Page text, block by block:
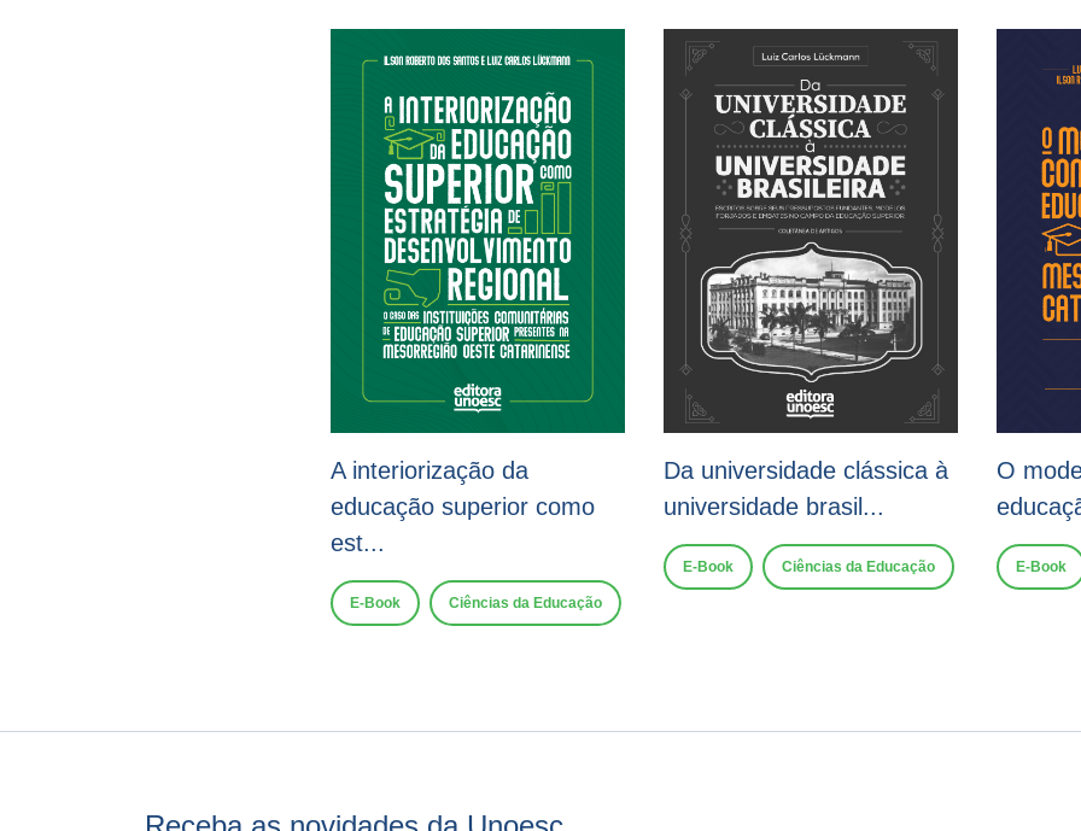
A interiorização da
educação superior como
est...
E-Book Ciências da Educação
Da universidade clássica à
universidade brasil...
E-Book Ciências da Educação
O
E-Book